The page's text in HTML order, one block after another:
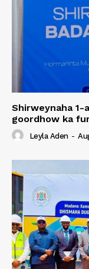
Shirweynaha 1-
goordhow ka
Leyla Aden -